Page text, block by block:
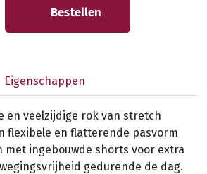
Bestellen
Eigenschappen
en veelzijdige rok van stretch
flexibele en flatterende pasvorm
met ingebouwde shorts voor extra
gedurende de dag.